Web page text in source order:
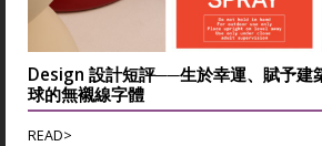
Design 設計短評──生於幸運、賦予建
球的無襯線字體
READ>